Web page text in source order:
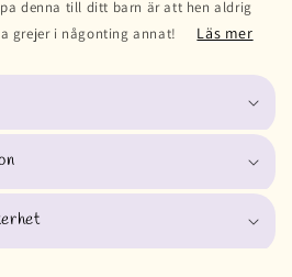
denna till ditt barn är att hen aldrig
grejer i någonting annat!
Läs mer